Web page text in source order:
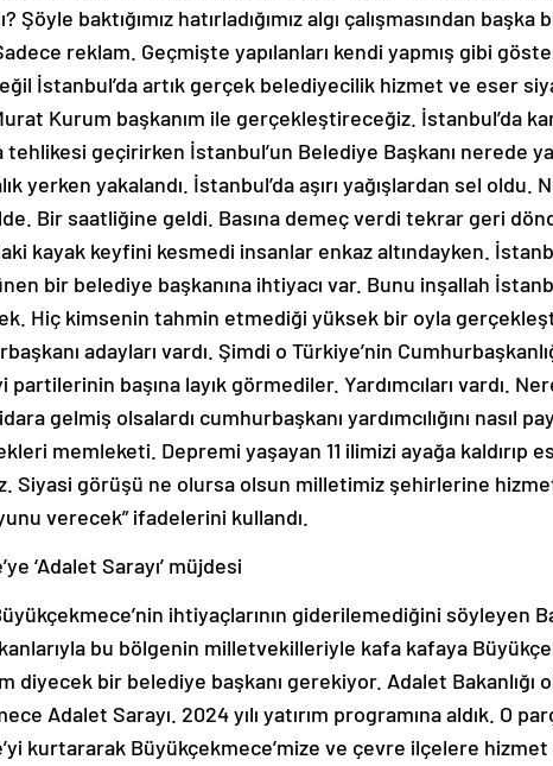
Şöyle baktığımız hatırladığımız algı çalışmasından başka
reklam. Geçmişte yapılanları kendi yapmış gibi
İstanbul’da artık gerçek belediyecilik hizmet ve eser
Kurum başkanım ile gerçekleştireceğiz. İstanbul’da
geçirirken İstanbul’un Belediye Başkanı nerede
yerken yakalandı. İstanbul’da aşırı yağışlardan sel oldu.
Bir saatliğine geldi. Basına demeç verdi tekrar geri
kayak keyfini kesmedi insanlar enkaz altındayken.
bir belediye başkanına ihtiyacı var. Bunu inşallah
Hiç kimsenin tahmin etmediği yüksek bir oyla
adayları vardı. Şimdi o Türkiye’nin
başına layık görmediler. Yardımcıları vardı.
gelmiş olsalardı cumhurbaşkanı yardımcılığını nasıl
memleketi. Depremi yaşayan 11 ilimizi ayağa kaldırıp
Siyasi görüşü ne olursa olsun milletimiz şehirlerine
verecek” ifadelerini kullandı.
‘Adalet Sarayı’ müjdesi
ihtiyaçlarının giderilemediğini söyleyen
bu bölgenin milletvekilleriyle kafa kafaya
diyecek bir belediye başkanı gerekiyor. Adalet Bakanlığı
Adalet Sarayı. 2024 yılı yatırım programına aldık. O
kurtararak Büyükçekmece’mize ve çevre ilçelere